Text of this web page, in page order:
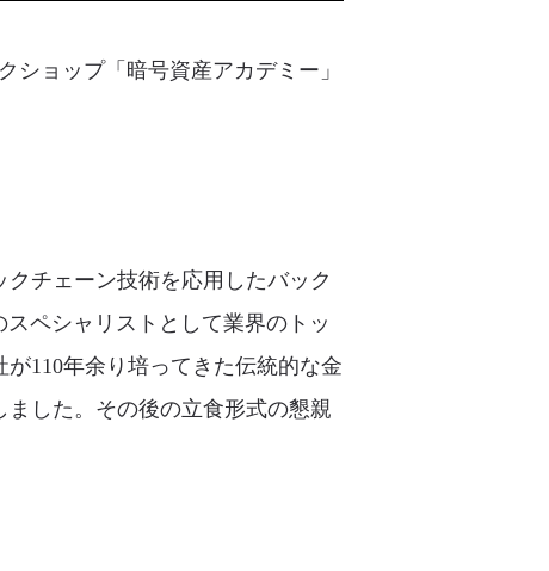
ショップ「暗号資産アカデミー」
チェーン技術を応用したバック
ペシャリストとして業界のトッ
110年余り培ってきた伝統的な金
した。その後の立食形式の懇親